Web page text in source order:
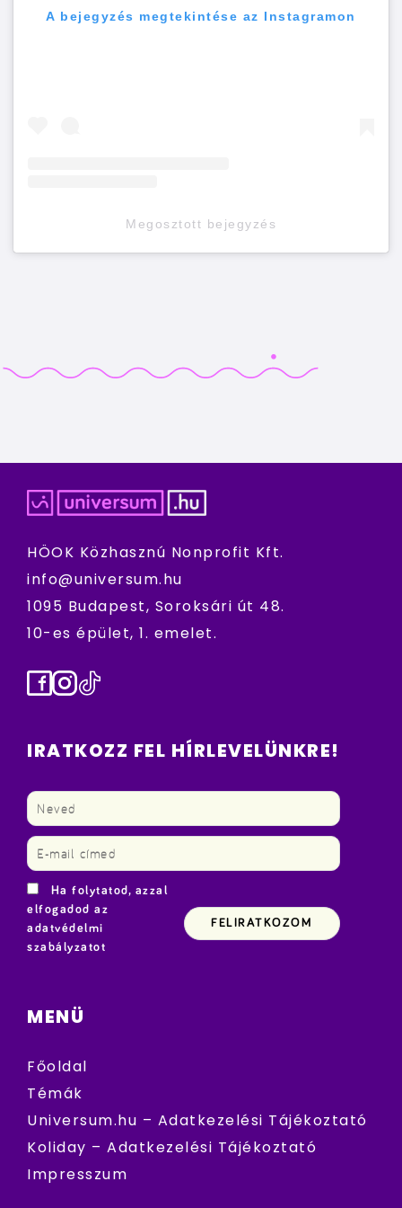
A bejegyzés megtekintése az Instagramon
Megosztott bejegyzés
HÖOK Közhasznú Nonprofit Kft.
info@universum.hu
1095 Budapest, Soroksári út 48.
10-es épület, 1. emelet.
Facebook
Instagram
TikTok
IRATKOZZ FEL HÍRLEVELÜNKRE!
Ha folytatod, azzal
elfogadod az
adatvédelmi
szabályzatot
MENÜ
Főoldal
Témák
Universum.hu – Adatkezelési Tájékoztató
Koliday – Adatkezelési Tájékoztató
Impresszum